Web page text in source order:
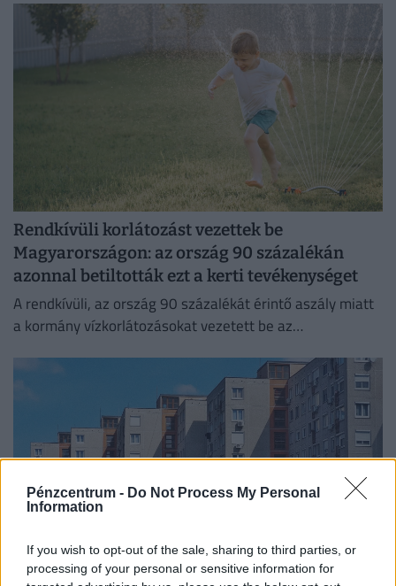
Pénzcentrum - Do Not Process My Personal
Information
If you wish to opt-out of the sale, sharing to third parties, or
processing of your personal or sensitive information for
Rendkívüli korlátozást vezettek be
Magyarországon: az ország 90 százalékán
azonnal betiltották ezt a kerti tevékenységet
A rendkívüli, az ország 90 százalékát érintő aszály miatt
a kormány vízkorlátozásokat vezetett be az
biztosítása érdekében.